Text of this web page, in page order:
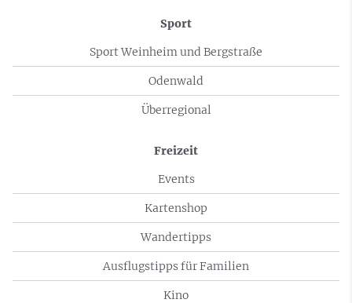
Sport
Sport Weinheim und Bergstraße
Odenwald
Überregional
Freizeit
Events
Kartenshop
Wandertipps
Ausflugstipps für Familien
Kino